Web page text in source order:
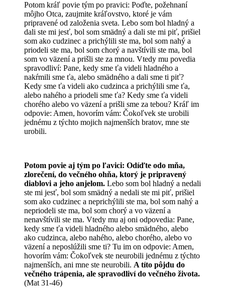
Potom kráľ povie tým po pravici: Poďte, požehnaní
môjho Otca, zaujmite kráľovstvo, ktoré je vám
pripravené od založenia sveta. Lebo som bol hladný a
dali ste mi jesť, bol som smädný a dali ste mi piť, prišiel
som ako cudzinec a prichýlili ste ma, bol som nahý a
priodeli ste ma, bol som chorý a navštívili ste ma, bol
som vo väzení a prišli ste za mnou. Vtedy mu povedia
spravodliví: Pane, kedy sme ťa videli hladného a
nakŕmili sme ťa, alebo smädného a dali sme ti piť?
Kedy sme ťa videli ako cudzinca a prichýlili sme ťa,
alebo nahého a priodeli sme ťa? Kedy sme ťa videli
chorého alebo vo väzení a prišli sme za tebou? Kráľ im
odpovie: Amen, hovorím vám: Čokoľvek ste urobili
jednému z týchto mojich najmenších bratov, mne ste
urobili.
Potom povie aj tým po ľavici: Odíďte odo mňa,
zlorečení, do večného ohňa, ktorý je pripravený
diablovi a jeho anjelom. Lebo som bol hladný a nedali
ste mi jesť, bol som smädný a nedali ste mi piť, prišiel
som ako cudzinec a neprichýlili ste ma, bol som nahý a
nepriodeli ste ma, bol som chorý a vo väzení a
nenavštívili ste ma. Vtedy mu aj oni odpovedia: Pane,
kedy sme ťa videli hladného alebo smädného, alebo
ako cudzinca, alebo nahého, alebo chorého, alebo vo
väzení a neposlúžili sme ti? Tu im on odpovie: Amen,
hovorím vám: Čokoľvek ste neurobili jednému z týchto
najmenších, ani mne ste neurobili. A títo pôjdu do
večného trápenia, ale spravodliví do večného života.
(Mat 31-46)